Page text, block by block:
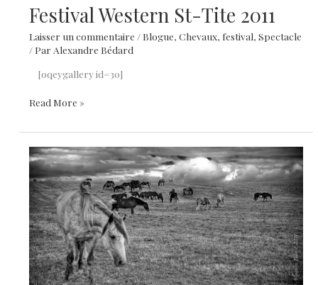
Festival Western St-Tite 2011
Laisser un commentaire / Blogue,Chevaux, festival,Spectacle
/ Par Alexandre Bédard
[oqeygallery id=30]
Festival
St-
Tite
2011
Read More »